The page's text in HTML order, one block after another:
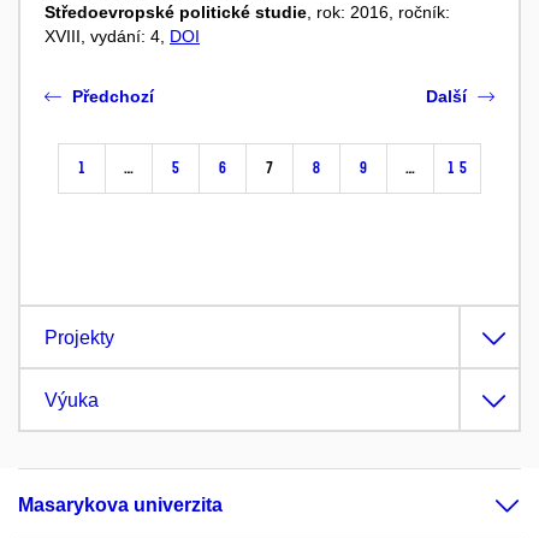
Středoevropské politické studie , rok: 2016, ročník:
XVIII, vydání: 4, DOI
Předchozí
1 … 5 6 7 8 9 … 15
Další
Projekty
Výuka
Masarykova univerzita